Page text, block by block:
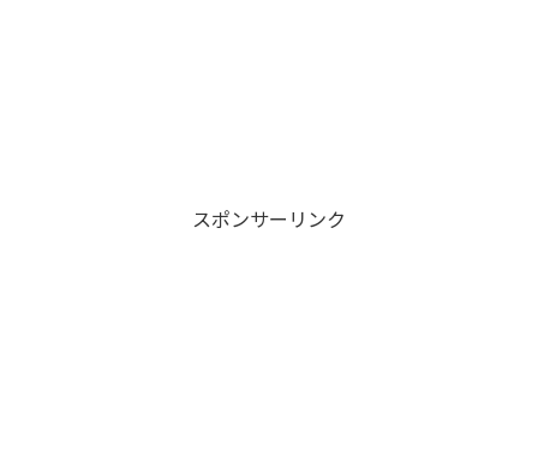
スポンサーリンク